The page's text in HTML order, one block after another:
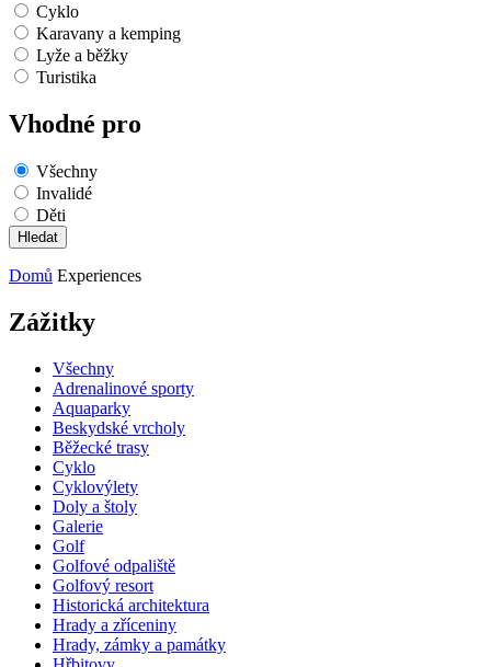
Cyklo
Karavany a kemping
Lyže a běžky
Turistika
Vhodné pro
Všechny
Invalidé
Děti
Domů Experiences
Zážitky
Všechny
Adrenalinové sporty
Aquaparky
Beskydské vrcholy
Běžecké trasy
Cyklo
Cyklovýlety
Doly a štoly
Galerie
Golf
Golfové odpaliště
Golfový resort
Historická architektura
Hrady a zříceniny
Hrady, zámky a památky